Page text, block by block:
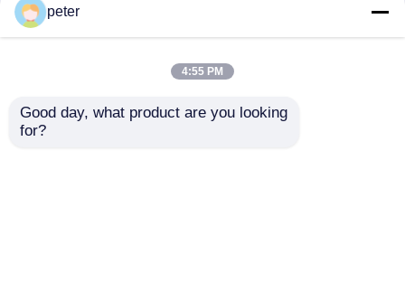
peter
4:55 PM
Good day, what product are you looking
for?